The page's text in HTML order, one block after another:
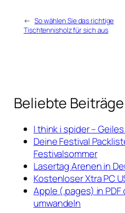
← So wählen Sie das richtige
Tischtennisholz für sich aus
Beliebte
I think i spider –
Deine Festival
Festivalsommer
Lasertag Arenen in
Kostenloser Xtra PC
Apple (.pages) in
umwandeln